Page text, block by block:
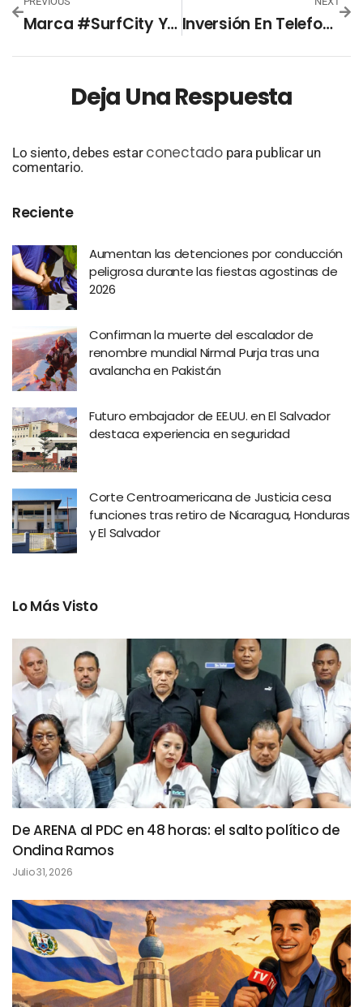
Marca #SurfCity Ya Está Registrada En CNR Inversión En Telefonía Es Clave Para Reducir La Brecha De Los ODS
Deja Una Respuesta
Lo siento, debes estar conectadopara publicar un
comentario.
Reciente
Aumentan las detenciones por conducción
peligrosa durante las fiestas agostinas de
2026
Confirman la muerte del escalador de
renombre mundial Nirmal Purja tras una
avalancha en Pakistán
Futuro embajador de EE.UU. en El Salvador
destaca experiencia en seguridad
Corte Centroamericana de Justicia cesa
funciones tras retiro de Nicaragua, Honduras
y El Salvador
Lo Más Visto
De ARENA al PDC en 48 horas: el salto político de
Ondina Ramos
Julio 31, 2026